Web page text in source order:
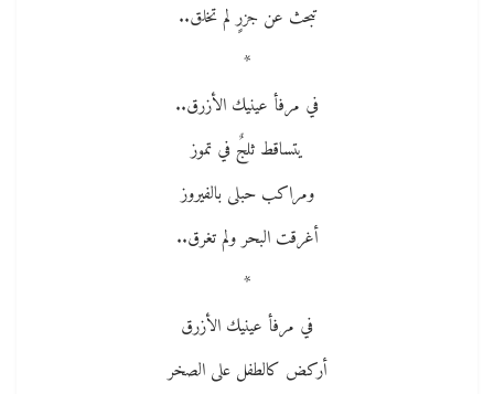
تبحث عن جزرٍ لم تخلق..
*
في مرفأ عينيك الأزرق..
يتساقط ثلجٌ في تموز
ومراكب حبلى بالفيروز
أغرقت البحر ولم تغرق..
*
في مرفأ عينيك الأزرق
أركض كالطفل على الصخر